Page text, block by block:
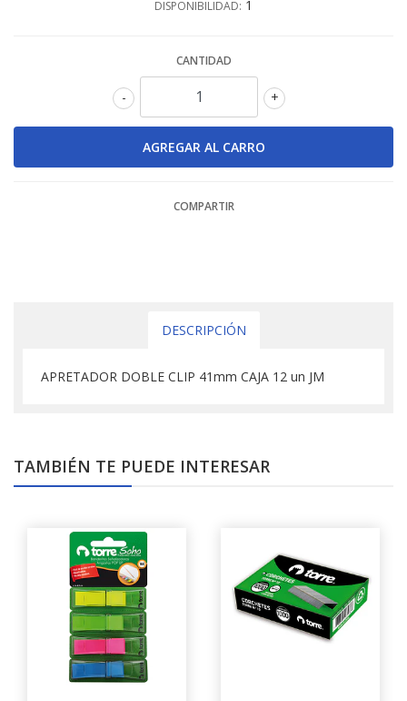
DISPONIBILIDAD: 1
CANTIDAD
+
-
COMPARTIR
DESCRIPCIÓN
APRETADOR DOBLE CLIP 41mm CAJA 12 un JM
TAMBIÉN TE PUEDE INTERESAR